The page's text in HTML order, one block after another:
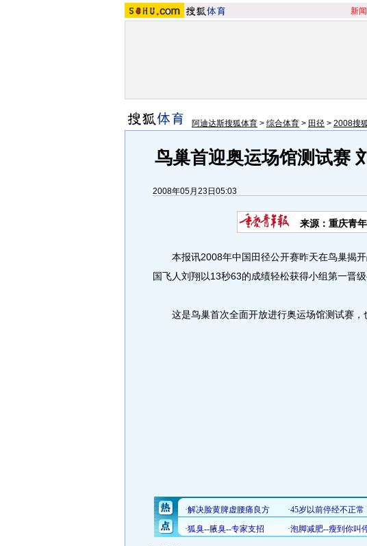
新闻
阿迪达斯搜狐体育 > 综合体育 > 田径 > 2008搜
鸟巢首迎奥运场馆测试赛
2008年05月23日05:03
来源：重庆青
本报讯2008年中国田径公开赛昨天在鸟巢揭开
国飞人刘翔以13秒63的成绩轻松获得小组第一晋级
这是鸟巢首次全面开放进行奥运场馆测试赛，